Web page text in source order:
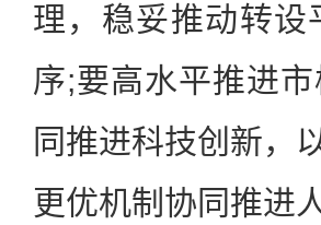
理，稳妥推动转
序;要高水平推进
同推进科技创新，
更优机制协同推进